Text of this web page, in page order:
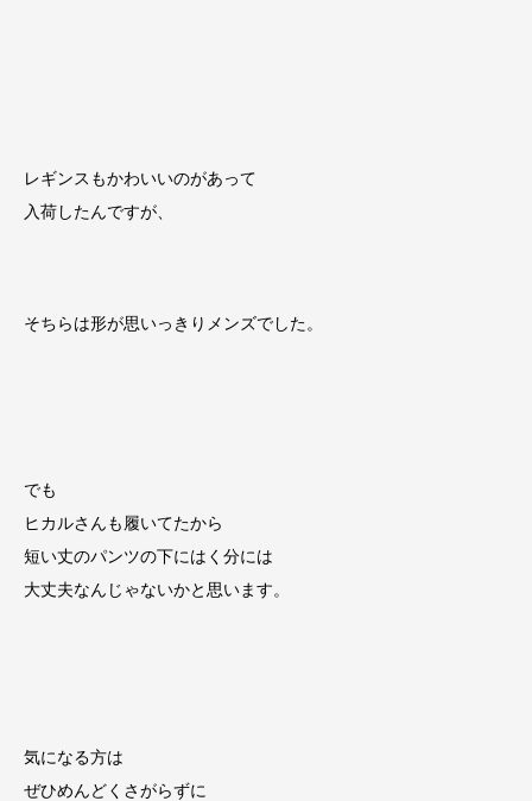
レギンスもかわいいのがあって
入荷したんですが、
そちらは形が思いっきりメンズでした。
でも
ヒカルさんも履いてたから
短い丈のパンツの下にはく分には
大丈夫なんじゃないかと思います。
気になる方は
ぜひめんどくさがらずに